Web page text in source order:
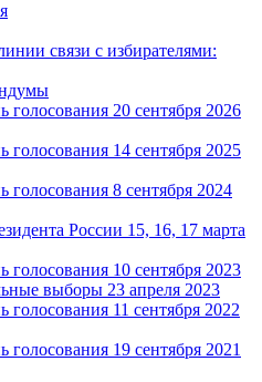
связи с избирателями:
голосования 20 сентября 2026
голосования 14 сентября 2025
голосования 8 сентября 2024
России 15, 16, 17 марта
голосования 10 сентября 2023
выборы 23 апреля 2023
голосования 11 сентября 2022
19 сентября 2021